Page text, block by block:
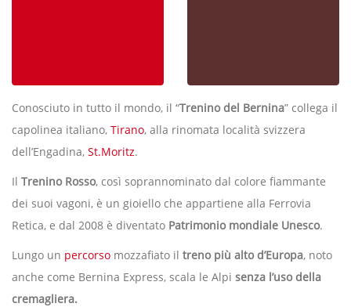
Conosciuto in tutto il mondo, il “Trenino del Bernina” collega il
capolinea italiano, Tirano, alla rinomata località svizzera
dell’Engadina, St.Moritz.
Il Trenino Rosso, così soprannominato dal colore fiammante
dei suoi vagoni, è un gioiello che appartiene alla Ferrovia
Retica, e dal 2008 è diventato Patrimonio mondiale Unesco.
Lungo un percorso mozzafiato il treno più alto d’Europa, noto
anche come Bernina Express, scala le Alpi senza l’uso della
cremagliera.